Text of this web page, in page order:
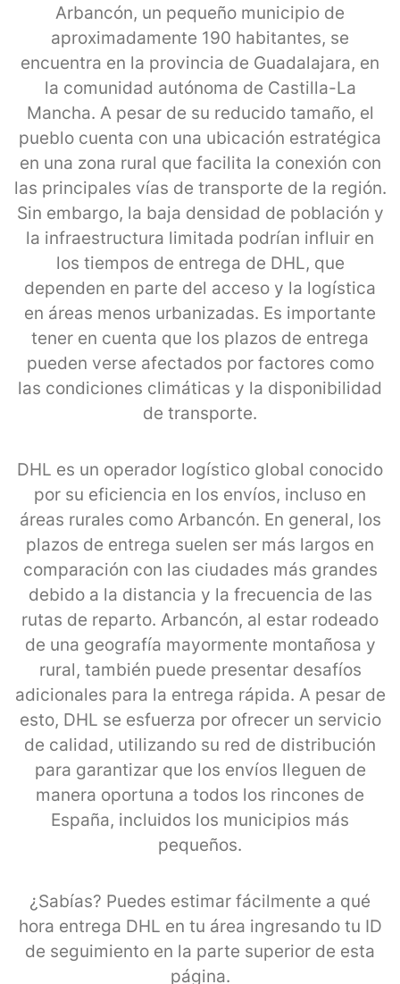
Arbancón, un pequeño municipio de
aproximadamente 190 habitantes, se
encuentra en la provincia de Guadalajara, en
la comunidad autónoma de Castilla-La
Mancha. A pesar de su reducido tamaño, el
pueblo cuenta con una ubicación estratégica
en una zona rural que facilita la conexión con
las principales vías de transporte de la región.
Sin embargo, la baja densidad de población y
la infraestructura limitada podrían influir en
los tiempos de entrega de DHL, que
dependen en parte del acceso y la logística
en áreas menos urbanizadas. Es importante
tener en cuenta que los plazos de entrega
pueden verse afectados por factores como
las condiciones climáticas y la disponibilidad
de transporte.
DHL es un operador logístico global conocido
por su eficiencia en los envíos, incluso en
áreas rurales como Arbancón. En general, los
plazos de entrega suelen ser más largos en
comparación con las ciudades más grandes
debido a la distancia y la frecuencia de las
rutas de reparto. Arbancón, al estar rodeado
de una geografía mayormente montañosa y
rural, también puede presentar desafíos
adicionales para la entrega rápida. A pesar de
esto, DHL se esfuerza por ofrecer un servicio
de calidad, utilizando su red de distribución
para garantizar que los envíos lleguen de
manera oportuna a todos los rincones de
España, incluidos los municipios más
pequeños.
¿Sabías? Puedes estimar fácilmente a qué
hora entrega DHL en tu área ingresando tu ID
de seguimiento en la parte superior de esta
página.